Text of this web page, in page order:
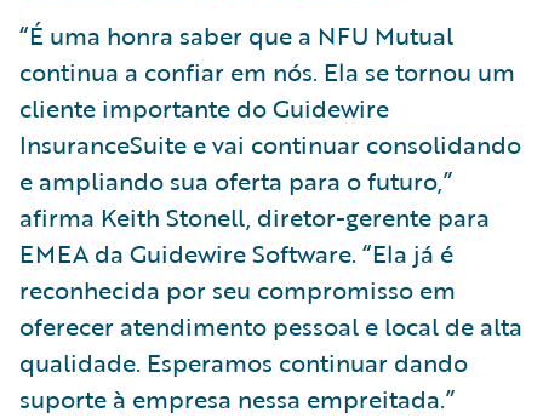
“É uma honra saber que a NFU Mutual
continua a confiar em nós. Ela se tornou um
cliente importante do Guidewire
InsuranceSuite e vai continuar consolidando
e ampliando sua oferta para o futuro,”
afirma Keith Stonell, diretor-gerente para
EMEA da Guidewire Software. “Ela já é
reconhecida por seu compromisso em
oferecer atendimento pessoal e local de alta
qualidade. Esperamos continuar dando
suporte à empresa nessa empreitada.”